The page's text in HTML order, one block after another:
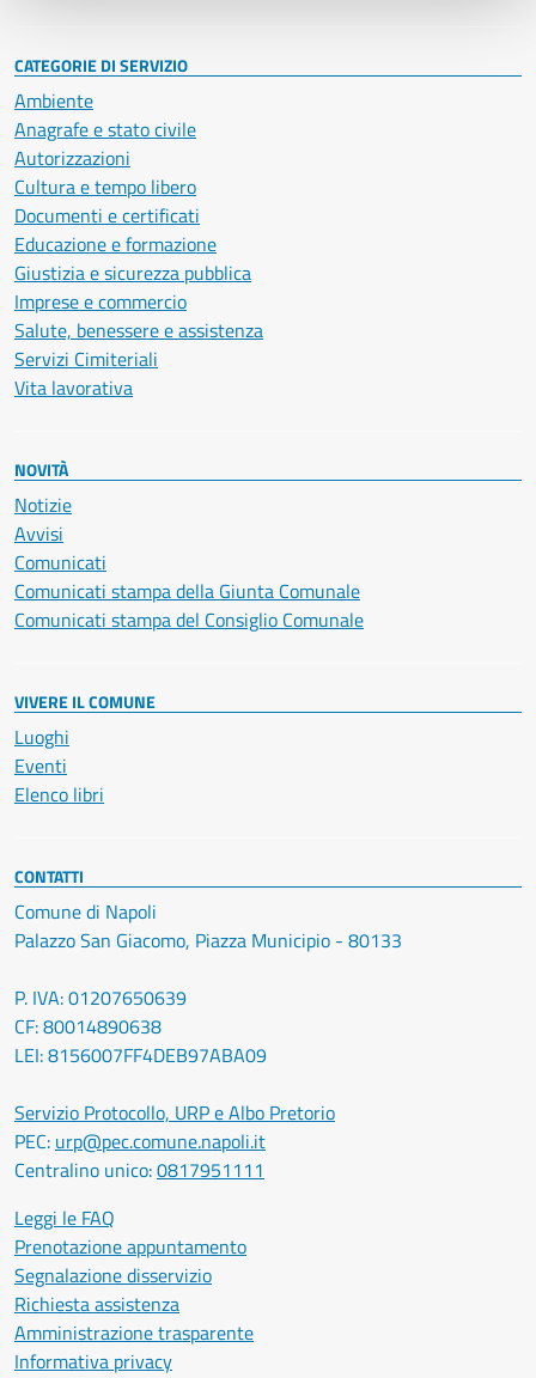
CATEGORIE DI SERVIZIO
Ambiente
Anagrafe e stato civile
Autorizzazioni
Cultura e tempo libero
Documenti e certificati
Educazione e formazione
Giustizia e sicurezza pubblica
Imprese e commercio
Salute, benessere e assistenza
Servizi Cimiteriali
Vita lavorativa
NOVITÀ
Notizie
Avvisi
Comunicati
Comunicati stampa della Giunta Comunale
Comunicati stampa del Consiglio Comunale
VIVERE IL COMUNE
Luoghi
Eventi
Elenco libri
CONTATTI
Comune di Napoli
Palazzo San Giacomo, Piazza Municipio - 80133
P. IVA: 01207650639
CF: 80014890638
LEI: 8156007FF4DEB97ABA09
Servizio Protocollo, URP e Albo Pretorio
PEC: urp@pec.comune.napoli.it
Centralino unico:0817951111
Leggi le FAQ
Prenotazione appuntamento
Segnalazione disservizio
Richiesta assistenza
Amministrazione trasparente
Informativa privacy